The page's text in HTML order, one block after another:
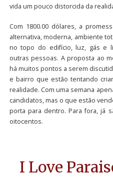
vida um pouco distorcida da
Com 1800.00 dólares, a
alternativa, moderna, ambiente
no topo do edifício, luz, gás e
outras pessoas. A proposta ao
há muitos pontos a serem
e bairro que estão tentando
realidade. Com uma semana
candidatos, mas o que estão
porta para dentro. Para fora, já
oitocentos.
I Love